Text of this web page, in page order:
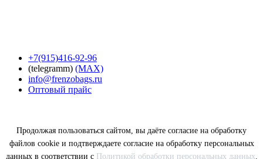
+7(915)416-92-96
(telegramm) (MAX)
info@frenzobags.ru
Оптовый прайс
Продолжая пользоваться сайтом, вы даёте согласие на обработку
файлов cookie и подтверждаете согласие на обработку персональных
данных в соответствии с Политикой обработки персональных данных